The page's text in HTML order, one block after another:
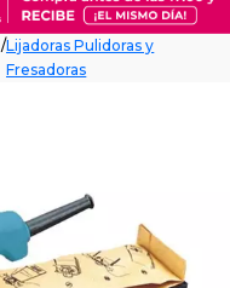
/Lijadoras Pulidoras y
Fresadoras